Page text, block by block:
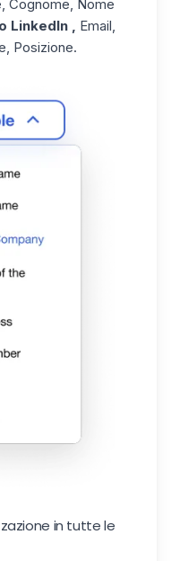
Cognome, Nome
LinkedIn
Email,
Posizione.
in tutte le